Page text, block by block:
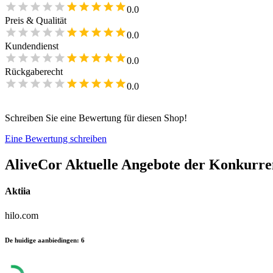
0.0
Preis & Qualität
0.0
Kundendienst
0.0
Rückgaberecht
0.0
Schreiben Sie eine Bewertung für diesen Shop!
Eine Bewertung schreiben
AliveCor Aktuelle Angebote der
Aktiia
hilo.com
De huidige aanbiedingen: 6